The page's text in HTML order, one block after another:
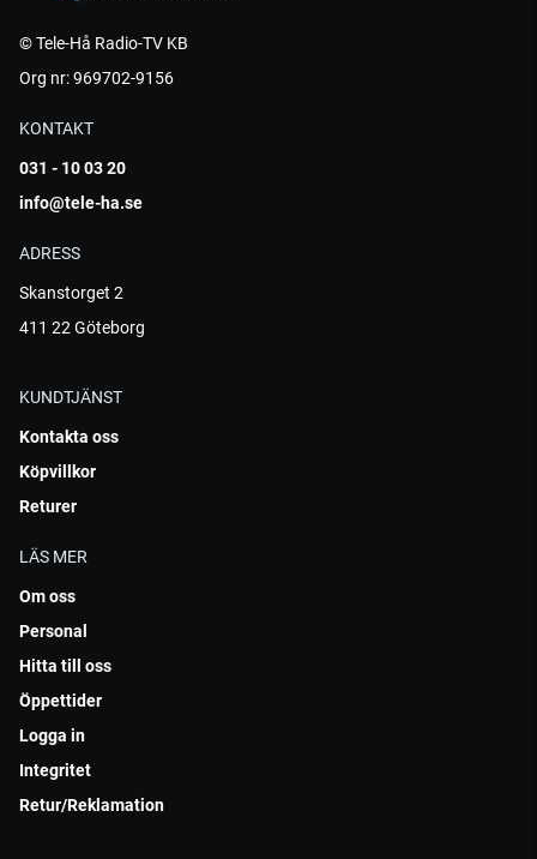
© Tele-Hå Radio-TV KB
Org nr: 969702-9156
KONTAKT
031 - 10 03 20
info@tele-ha.se
ADRESS
Skanstorget 2
411 22 Göteborg
KUNDTJÄNST
Kontakta oss
Köpvillkor
Returer
LÄS MER
Om oss
Personal
Hitta till oss
Öppettider
Logga in
Integritet
Retur/Reklamation